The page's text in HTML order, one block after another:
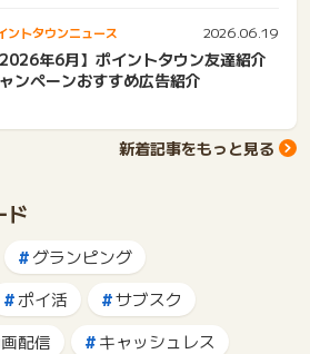
ントタウンニュース 2026.06.19
2026年6月】ポイントタウン友達紹介
ンペーンおすすめ広告紹介
新着記事をもっと見る
ド
グランピング
ポイ活
サブスク
配信
キャッシュレス